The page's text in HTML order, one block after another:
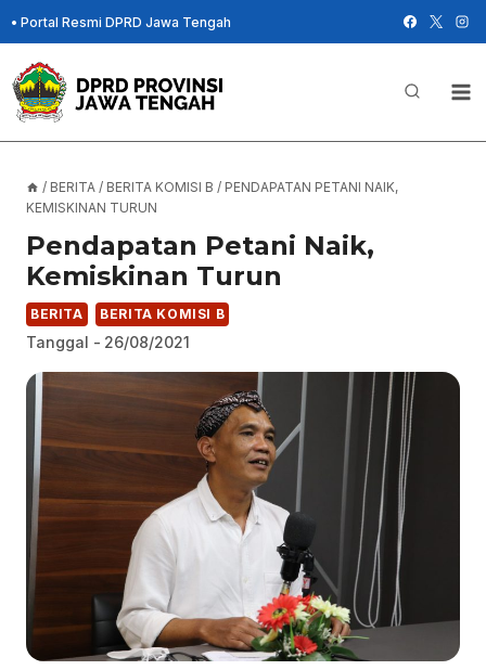
Skip
to
content
• Portal Resmi DPRD Jawa Tengah
/ BERITA / BERITA KOMISI B / PENDAPATAN PETANI NAIK,
KEMISKINAN TURUN
Pendapatan Petani Naik,
Kemiskinan Turun
BERITA BERITA KOMISI B
Tanggal - 26/08/2021